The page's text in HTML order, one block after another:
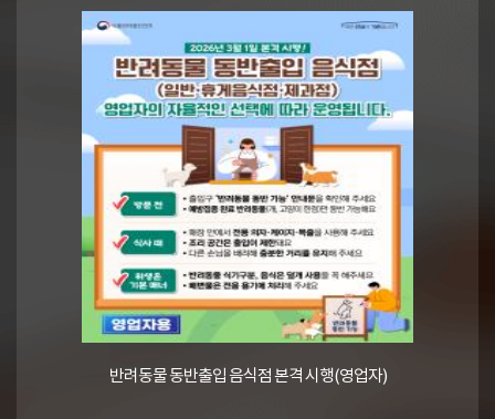
반려동물 동반출입 음식점 본격 시행(영업자)